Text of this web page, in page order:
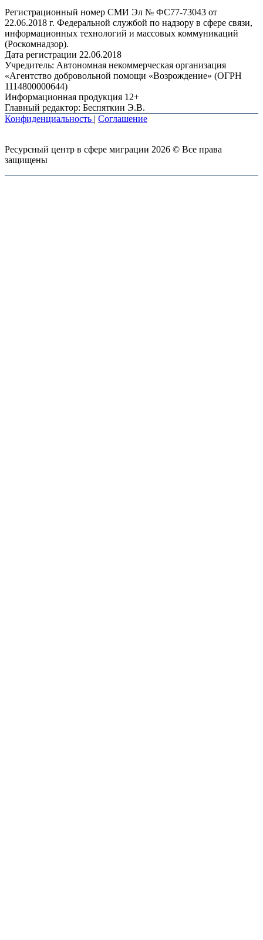
Регистрационный номер СМИ Эл № ФС77-73043 от
22.06.2018 г. Федеральной службой по надзору в сфере связи,
информационных технологий и массовых коммуникаций
(Роскомнадзор).
Дата регистрации 22.06.2018
Учредитель: Автономная некоммерческая организация
«Агентство добровольной помощи «Возрождение» (ОГРН
1114800000644)
Информационная продукция 12+
Главный редактор: Беспяткин Э.В.
Конфиденциальность | Соглашение
Ресурсный центр в сфере миграции 2026 © Все права
защищены